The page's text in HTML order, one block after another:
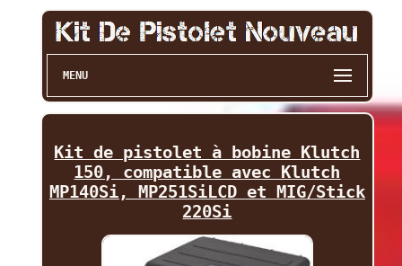
MENU
Kit de pistolet à bobine Klutch
150, compatible avec Klutch
MP140Si, MP251SiLCD et MIG/Stick
220Si